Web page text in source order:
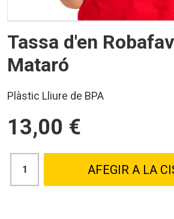
Tassa d'en
Mataró
Plàstic Lliure de BPA
13,00 €
AFEGIR A LA